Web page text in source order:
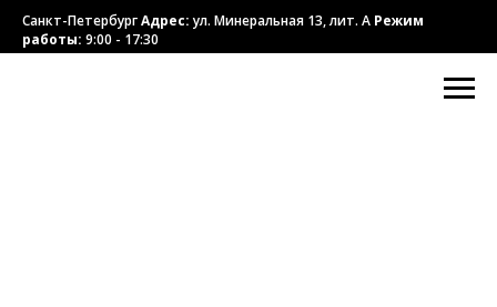
Санкт-ПетербургАдрес:ул. Минеральная 13, лит. А Режим
работы: 9:00 - 17:30